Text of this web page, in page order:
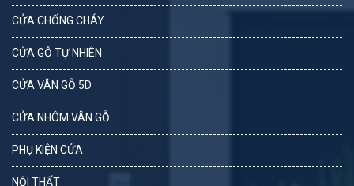
CỬA CHỐNG CHÁY
CỬA GỖ TỰ NHIÊN
CỬA VÂN GỖ 5D
CỬA NHÔM VÂN GỖ
PHỤ KIỆN CỬA
NỘI THẤT